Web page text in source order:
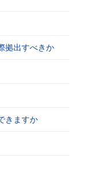
拠出すべきか
きますか